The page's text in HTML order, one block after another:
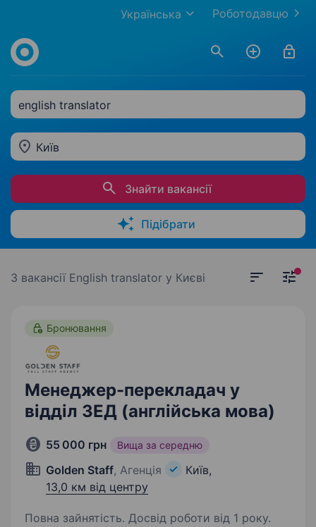
Роботодавцю
Українська
english translator
Київ
Знайти вакансії
Підібрати
3 вакансії English translator у Києві
Бронювання
Менеджер-перекладач у
відділ ЗЕД (англійська мова)
55 000 грн Вища за середню
Golden Staff, Агенція
Київ,
13,0 км від центру
Повна зайнятість. Досвід роботи від 1 року.